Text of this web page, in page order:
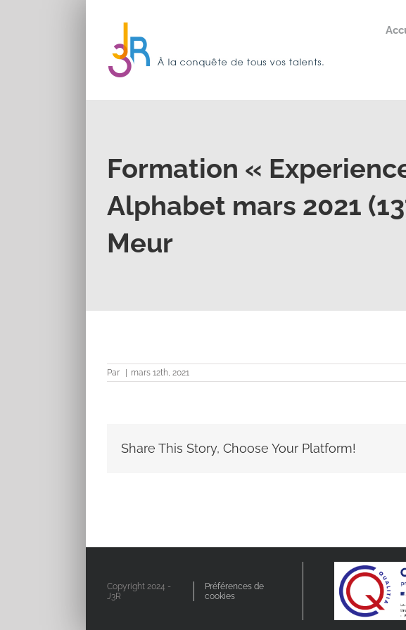
Formation «
Alphabet mars 2021
Meur
Par mars 12th, 2021
Share This Story, Choose Your Platform!
Copyright 2024 -
J3R
Préférences de
cookies